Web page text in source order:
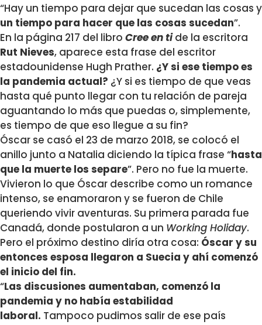
“Hay un tiempo para dejar que sucedan las cosas y
un tiempo para hacer que las cosas sucedan”.
En la página 217 del libro Cree en tide la escritora
Rut Nieves, aparece esta frase del escritor
estadounidense Hugh Prather. ¿Y si ese tiempo es
la pandemia actual? ¿Y si es tiempo de que veas
hasta qué punto llegar con tu relación de pareja
aguantando lo más que puedas o, simplemente,
es tiempo de que eso llegue a su fin?
Óscar se casó el 23 de marzo 2018, se colocó el
anillo junto a Natalia diciendo la típica frase “hasta
que la muerte los separe”. Pero no fue la muerte.
Vivieron lo que Óscar describe como un romance
intenso, se enamoraron y se fueron de Chile
queriendo vivir aventuras. Su primera parada fue
Canadá, donde postularon a un Working Holiday.
Pero el próximo destino diría otra cosa: Óscar y su
entonces esposa llegaron a Suecia y ahí comenzó
el inicio del fin.
“Las discusiones aumentaban, comenzó la
pandemia y no había estabilidad
laboral. Tampoco pudimos salir de ese país